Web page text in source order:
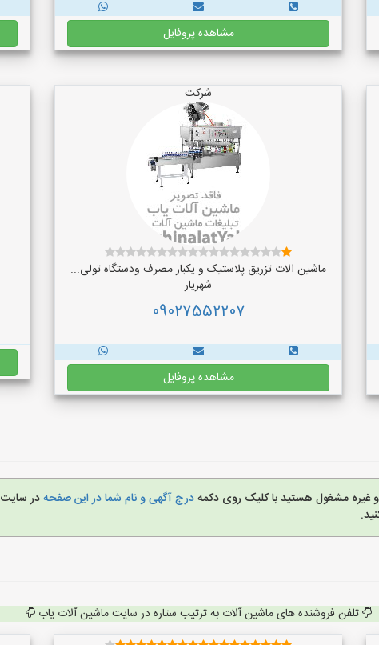
مشاهده پروفایل
شرکت
ماشین الات تزریق پلاستیک و یکبار مصرف ودستگاه تولی...
شهریار
09027552207
مشاهده پروفایل
و غیره مشغول هستید با کلیک روی دکمهدرج آگهی و نام شما در این صفحهدر سایت
تلفن فروشنده های ماشین آلات به ترتیب ستاره در سایت ماشین آلات یاب